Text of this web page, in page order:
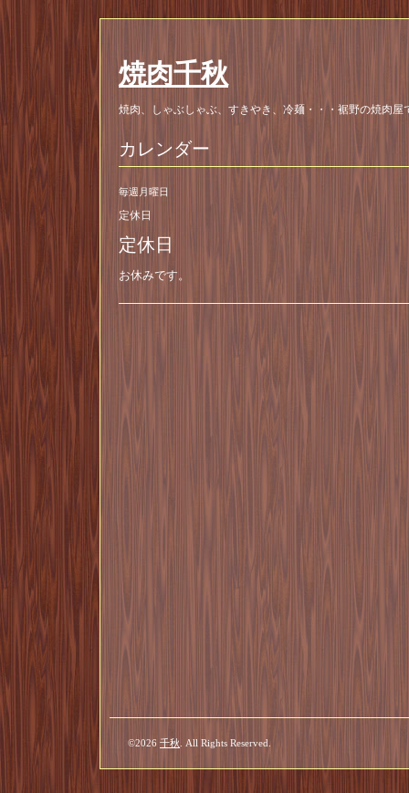
焼肉千秋
焼肉、しゃぶしゃぶ、すきやき、冷麺・・・裾野の焼肉屋
カレンダー
毎週月曜日
定休日
定休日
お休みです。
©2026 千秋 . All Rights Reserved.